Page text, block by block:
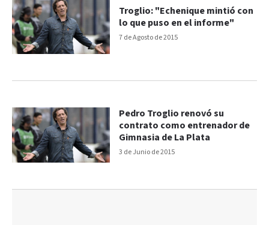
7 de Agosto de 2015
Troglio: "Echenique mintió con
lo que puso en el informe"
3 de Junio de 2015
Pedro Troglio renovó su
contrato como entrenador de
Gimnasia de La Plata